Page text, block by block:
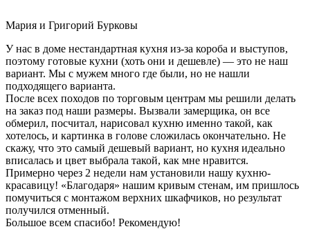
Мария и Григорий Бурковы
У нас в доме нестандартная кухня из-за короба и выступов,
поэтому готовые кухни (хоть они и дешевле) — это не наш
вариант. Мы с мужем много где были, но не нашли
подходящего варианта.
После всех походов по торговым центрам мы решили делать
на заказ под наши размеры. Вызвали замерщика, он все
обмерил, посчитал, нарисовал кухню именно такой, как
хотелось, и картинка в голове сложилась окончательно. Не
скажу, что это самый дешевый вариант, но кухня идеально
вписалась и цвет выбрала такой, как мне нравится.
Примерно через 2 недели нам установили нашу кухню-
красавицу! «Благодаря» нашим кривым стенам, им пришлось
помучиться с монтажом верхних шкафчиков, но результат
получился отменный.
Большое всем спасибо! Рекомендую!